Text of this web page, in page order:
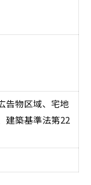
告物区域、宅地
建築基準法第22